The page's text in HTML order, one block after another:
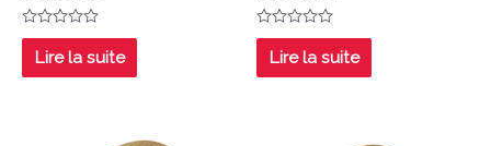
Note
sur
5
Lire la suite
Note
sur
5
Lire la suite